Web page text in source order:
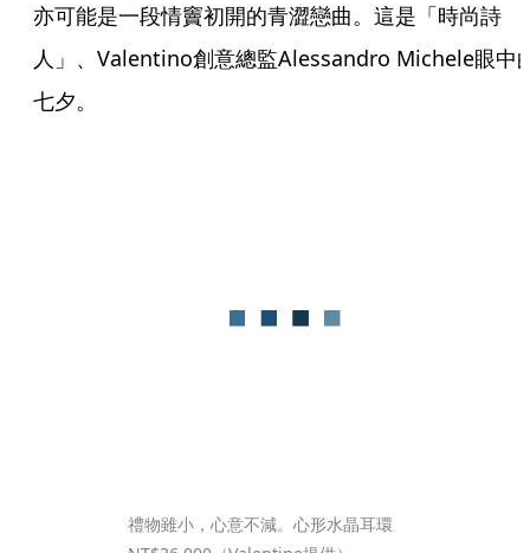
亦可能是一段情竇初開的青澀戀曲。這是「時尚詩
人」、Valentino創意總監Alessandro Michele眼中
七夕。
禮物雖小，心意不減。心形水晶耳環